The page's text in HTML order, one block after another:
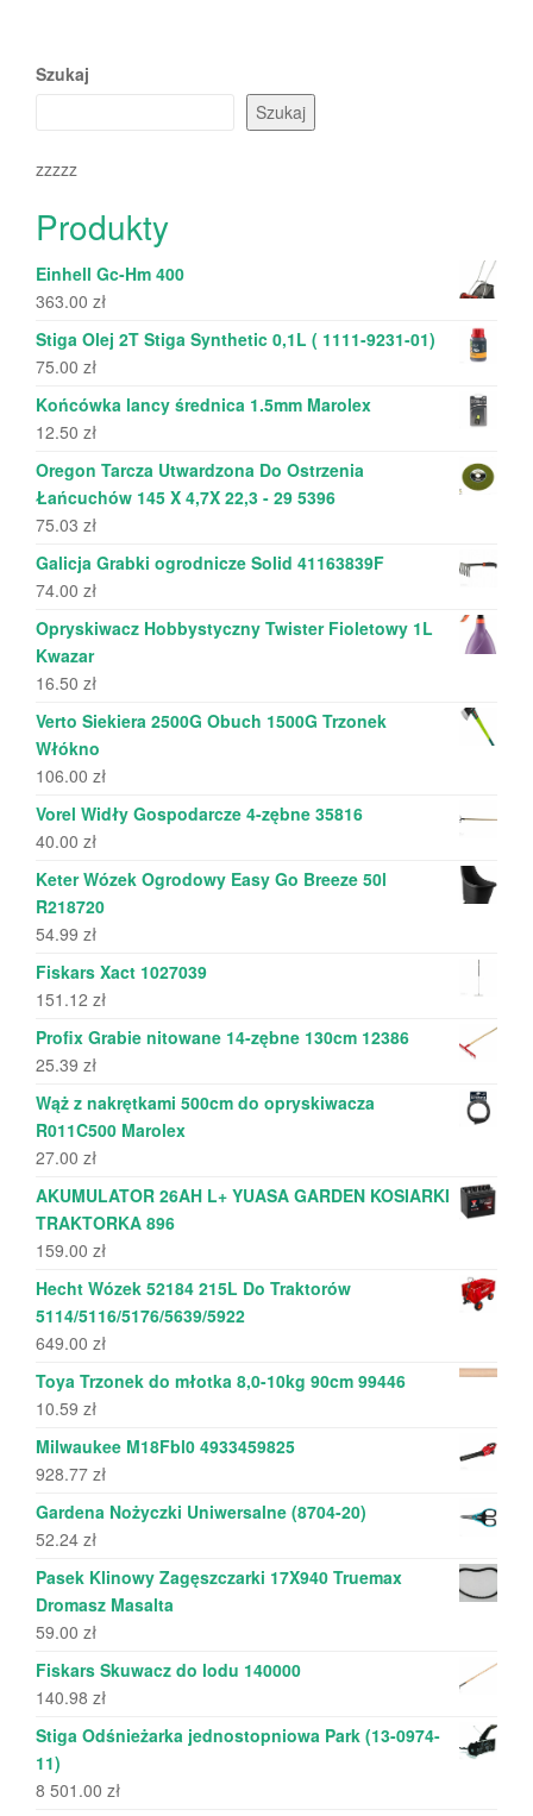
Szukaj
Szukaj
zzzzz
Produkty
Einhell Gc-Hm 400
363.00 zł
Stiga Olej 2T Stiga Synthetic 0,1L ( 1111-9231-01)
75.00 zł
Końcówka lancy średnica 1.5mm Marolex
12.50 zł
Oregon Tarcza Utwardzona Do Ostrzenia
Łańcuchów 145 X 4,7X 22,3 - 29 5396
75.03 zł
Galicja Grabki ogrodnicze Solid 41163839F
74.00 zł
Opryskiwacz Hobbystyczny Twister Fioletowy 1L
Kwazar
16.50 zł
Verto Siekiera 2500G Obuch 1500G Trzonek
Włókno
106.00 zł
Vorel Widły Gospodarcze 4-zębne 35816
40.00 zł
Keter Wózek Ogrodowy Easy Go Breeze 50l
R218720
54.99 zł
Fiskars Xact 1027039
151.12 zł
Profix Grabie nitowane 14-zębne 130cm 12386
25.39 zł
Wąż z nakrętkami 500cm do opryskiwacza
R011C500 Marolex
27.00 zł
AKUMULATOR 26AH L+ YUASA GARDEN KOSIARKI
TRAKTORKA 896
159.00 zł
Hecht Wózek 52184 215L Do Traktorów
5114/5116/5176/5639/5922
649.00 zł
Toya Trzonek do młotka 8,0-10kg 90cm 99446
10.59 zł
Milwaukee M18Fbl0 4933459825
928.77 zł
Gardena Nożyczki Uniwersalne (8704-20)
52.24 zł
Pasek Klinowy Zagęszczarki 17X940 Truemax
Dromasz Masalta
59.00 zł
Fiskars Skuwacz do lodu 140000
140.98 zł
Stiga Odśnieżarka jednostopniowa Park (13-0974-
11)
8 501.00 zł